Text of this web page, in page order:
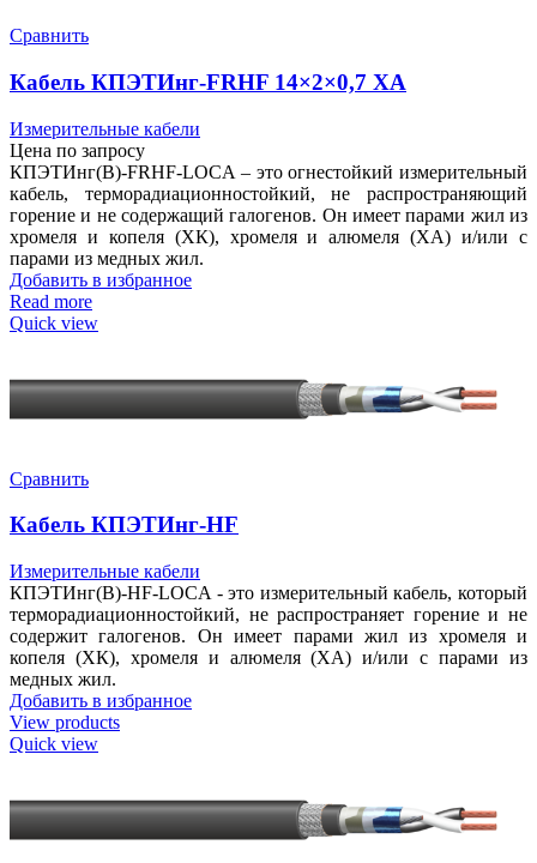
Сравнить
Кабель КПЭТИнг-FRHF 14×2×0,7 ХА
Измерительные кабели
Цена по запросу
КПЭТИнг(В)-FRHF-LOCA – это огнестойкий измерительный
кабель, терморадиационностойкий, не распространяющий
горение и не содержащий галогенов. Он имеет парами жил из
хромеля и копеля (ХК), хромеля и алюмеля (ХА) и/или с
парами из медных жил.
Добавить в избранное
Read more
Quick view
Сравнить
Кабель КПЭТИнг-HF
Измерительные кабели
КПЭТИнг(В)-HF-LOCA - это измерительный кабель, который
терморадиационностойкий, не распространяет горение и не
содержит галогенов. Он имеет парами жил из хромеля и
копеля (ХК), хромеля и алюмеля (ХА) и/или с парами из
медных жил.
Добавить в избранное
View products
Quick view